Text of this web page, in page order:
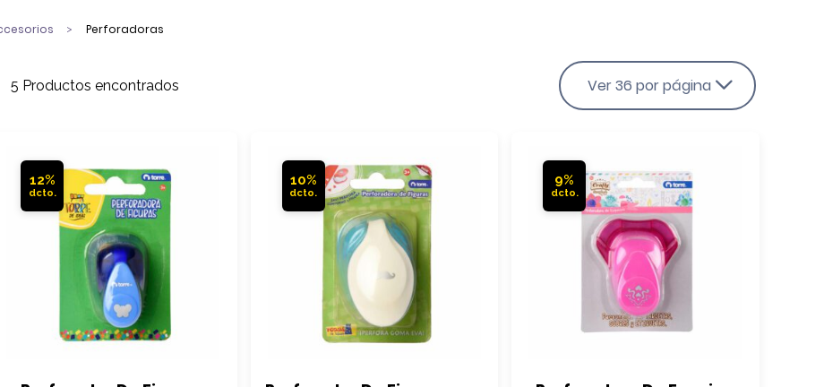
Perforadoras
5 Productos encontrados Ver 36 por página
12% 10% 9%